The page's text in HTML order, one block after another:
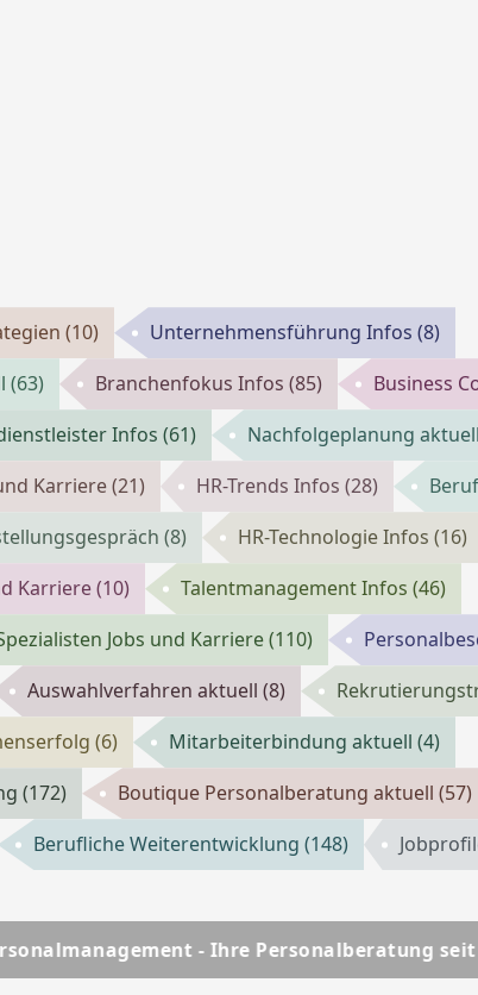
(10) Unternehmensführung Infos (8)
(63) Branchenfokus Infos (85) Business
Infos (61) Nachfolgeplanung aktuell
Karriere(21) HR-Trends Infos (28)
(8) HR-Technologie Infos (16)
Karriere(10) Talentmanagement Infos (46)
Jobs und Karriere(110)
Auswahlverfahren aktuell (8)
(6) Mitarbeiterbindung aktuell (4)
(172) Boutique Personalberatung aktuell (57)
Berufliche Weiterentwicklung (148)
- Ihre Personalberatung seit über 25 Jahren